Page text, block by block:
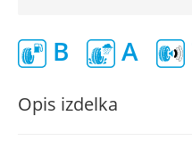
B A
Opis izdelka